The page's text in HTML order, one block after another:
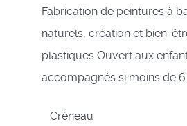
Fabrication de peintures à
naturels, création et bien-
plastiques Ouvert aux
accompagnés si moins de
Créneau